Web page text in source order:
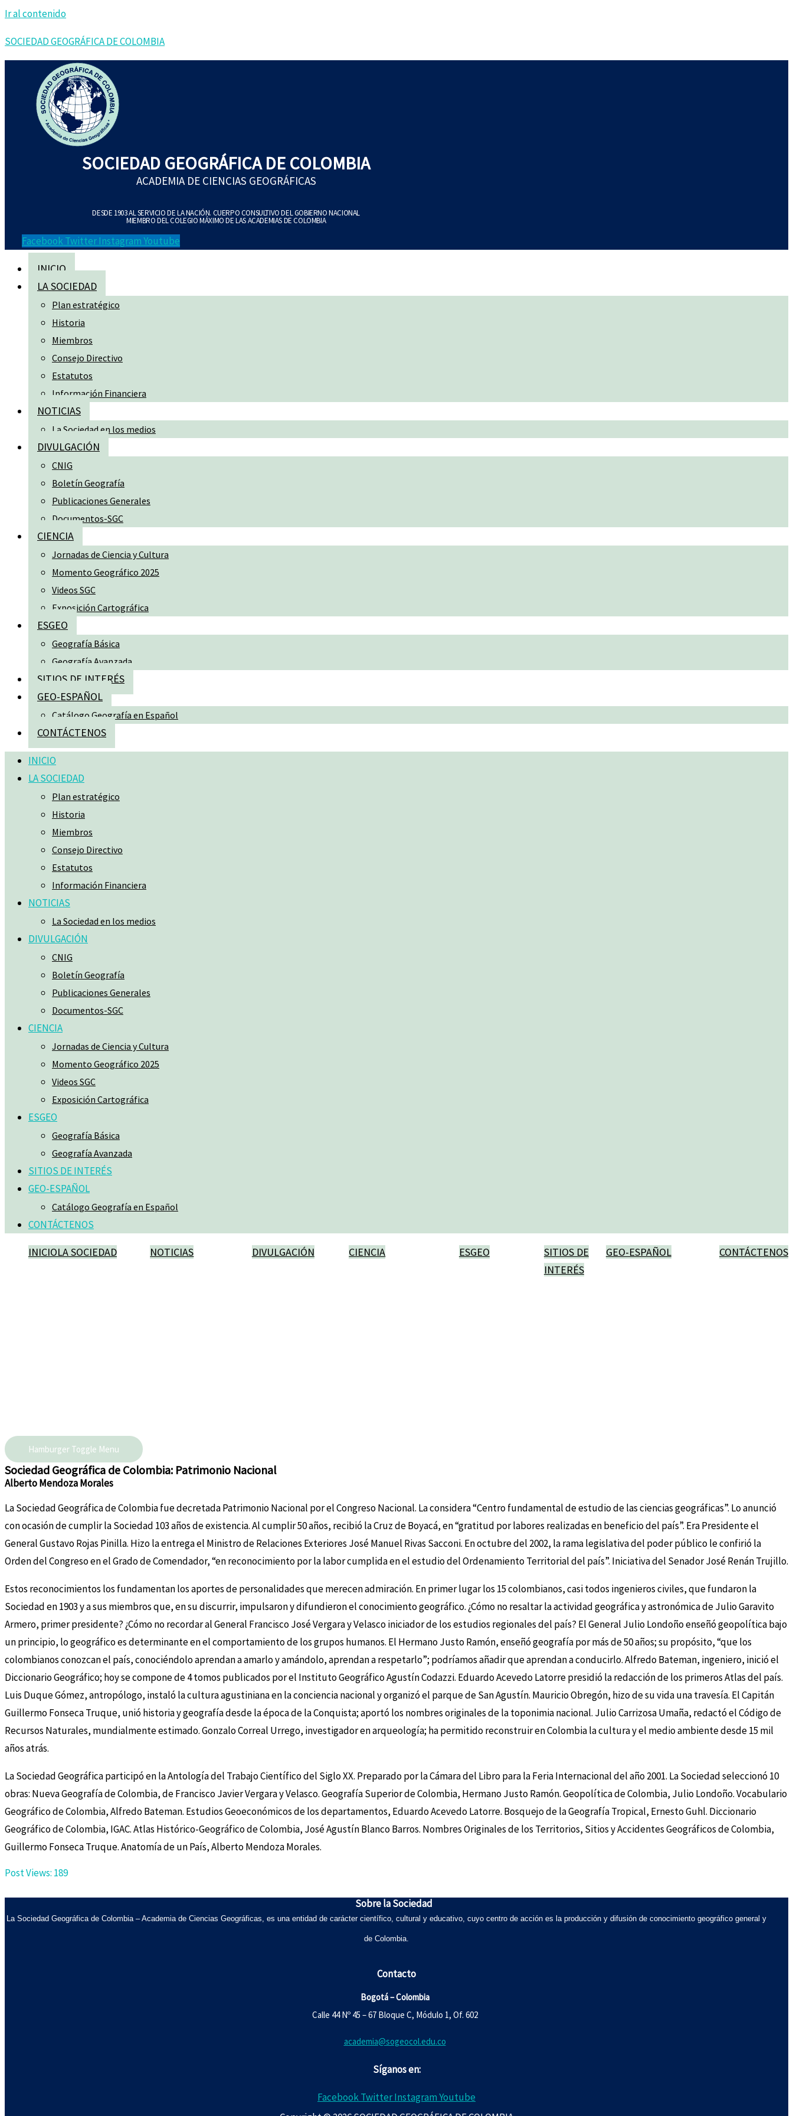
Ir al contenido
SOCIEDAD GEOGRÁFICA DE COLOMBIA
SOCIEDAD GEOGRÁFICA DE COLOMBIA
ACADEMIA DE CIENCIAS GEOGRÁFICAS
DESDE 1903 AL SERVICIO DE LA NACIÓN. CUERPO CONSULTIVO DEL GOBIERNO NACIONAL
MIEMBRO DEL COLEGIO MÁXIMO DE LAS ACADEMIAS DE COLOMBIA
Facebook Twitter InstagramYoutube
INICIO
LA SOCIEDAD
Plan estratégico
Historia
Miembros
Consejo Directivo
Estatutos
Información Financiera
NOTICIAS
La Sociedad en los medios
DIVULGACIÓN
CNIG
Boletín Geografía
Publicaciones Generales
Documentos-SGC
CIENCIA
Jornadas de Ciencia y Cultura
Momento Geográfico 2025
Videos SGC
Exposición Cartográfica
ESGEO
Geografía Básica
Geografía Avanzada
SITIOS DE INTERÉS
GEO-ESPAÑOL
Catálogo Geografía en Español
CONTÁCTENOS
INICIO
LA SOCIEDAD
Plan estratégico
Historia
Miembros
Consejo Directivo
Estatutos
Información Financiera
NOTICIAS
La Sociedad en los medios
DIVULGACIÓN
CNIG
Boletín Geografía
Publicaciones Generales
Documentos-SGC
CIENCIA
Jornadas de Ciencia y Cultura
Momento Geográfico 2025
Videos SGC
Exposición Cartográfica
ESGEO
Geografía Básica
Geografía Avanzada
SITIOS DE INTERÉS
GEO-ESPAÑOL
Catálogo Geografía en Español
CONTÁCTENOS
INICIOLA SOCIEDAD NOTICIAS DIVULGACIÓN CIENCIA ESGEO
SITIOS DE
INTERÉS
GEO-ESPAÑOL CONTÁCTENOS
Hamburger Toggle Menu
Sociedad Geográfica de Colombia: Patrimonio Nacional
Alberto Mendoza Morales
La Sociedad Geográfica de Colombia fue decretada Patrimonio Nacional por el Congreso Nacional. La considera “Centro fundamental de estudio de las ciencias geográficas”. Lo anunció
con ocasión de cumplir la Sociedad 103 años de existencia. Al cumplir 50 años, recibió la Cruz de Boyacá, en “gratitud por labores realizadas en beneficio del país”. Era Presidente el
General Gustavo Rojas Pinilla. Hizo la entrega el Ministro de Relaciones Exteriores José Manuel Rivas Sacconi. En octubre del 2002, la rama legislativa del poder público le confirió la
Orden del Congreso en el Grado de Comendador, “en reconocimiento por la labor cumplida en el estudio del Ordenamiento Territorial del país”. Iniciativa del Senador José Renán Trujillo.
Estos reconocimientos los fundamentan los aportes de personalidades que merecen admiración. En primer lugar los 15 colombianos, casi todos ingenieros civiles, que fundaron la
Sociedad en 1903 y a sus miembros que, en su discurrir, impulsaron y difundieron el conocimiento geográfico. ¿Cómo no resaltar la actividad geográfica y astronómica de Julio Garavito
Armero, primer presidente? ¿Cómo no recordar al General Francisco José Vergara y Velasco iniciador de los estudios regionales del país? El General Julio Londoño enseñó geopolítica bajo
un principio, lo geográfico es determinante en el comportamiento de los grupos humanos. El Hermano Justo Ramón, enseñó geografía por más de 50 años; su propósito, “que los
colombianos conozcan el país, conociéndolo aprendan a amarlo y amándolo, aprendan a respetarlo”; podríamos añadir que aprendan a conducirlo. Alfredo Bateman, ingeniero, inició el
Diccionario Geográfico; hoy se compone de 4 tomos publicados por el Instituto Geográfico Agustín Codazzi. Eduardo Acevedo Latorre presidió la redacción de los primeros Atlas del país.
Luis Duque Gómez, antropólogo, instaló la cultura agustiniana en la conciencia nacional y organizó el parque de San Agustín. Mauricio Obregón, hizo de su vida una travesía. El Capitán
Guillermo Fonseca Truque, unió historia y geografía desde la época de la Conquista; aportó los nombres originales de la toponimia nacional. Julio Carrizosa Umaña, redactó el Código de
Recursos Naturales, mundialmente estimado. Gonzalo Correal Urrego, investigador en arqueología; ha permitido reconstruir en Colombia la cultura y el medio ambiente desde 15 mil
años atrás.
La Sociedad Geográfica participó en la Antología del Trabajo Científico del Siglo XX. Preparado por la Cámara del Libro para la Feria Internacional del año 2001. La Sociedad seleccionó 10
obras: Nueva Geografía de Colombia, de Francisco Javier Vergara y Velasco. Geografía Superior de Colombia, Hermano Justo Ramón. Geopolítica de Colombia, Julio Londoño. Vocabulario
Geográfico de Colombia, Alfredo Bateman. Estudios Geoeconómicos de los departamentos, Eduardo Acevedo Latorre. Bosquejo de la Geografía Tropical, Ernesto Guhl. Diccionario
Geográfico de Colombia, IGAC. Atlas Histórico-Geográfico de Colombia, José Agustín Blanco Barros. Nombres Originales de los Territorios, Sitios y Accidentes Geográficos de Colombia,
Guillermo Fonseca Truque. Anatomía de un País, Alberto Mendoza Morales.
Post Views: 189
Sobre la Sociedad
La Sociedad Geográfica de Colombia – Academia de Ciencias Geográficas, es una entidad de carácter científico, cultural y educativo, cuyo centro de acción es la producción y difusión de conocimiento geográfico general y
de Colombia.
Contacto
Bogotá – Colombia
Calle 44 Nº 45 – 67 Bloque C, Módulo 1, Of. 602
academia@sogeocol.edu.co
Síganos en:
FacebookTwitterInstagramYoutube